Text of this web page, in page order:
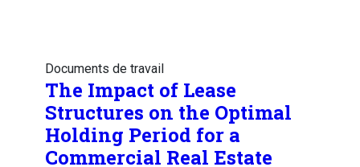
Documents de travail
The Impact of Lease
Structures on the Optimal
Holding Period for a
Commercial Real Estate